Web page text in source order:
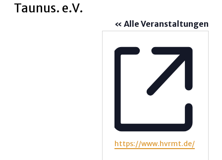
Taunus. e.V.
« Alle Veranstaltungen
Webseite
https://www.hvrmt.de/